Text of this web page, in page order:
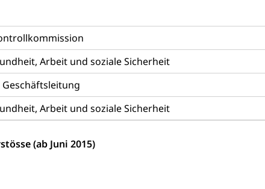
Arbeit und soziale Sicherheit
Arbeit und soziale Sicherheit
(ab Juni 2015)
öffentliche Ordnung
Waffenschein, Waffenbüro, Waffentragen,